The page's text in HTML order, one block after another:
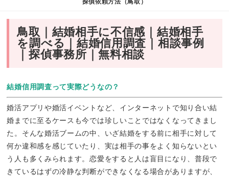
鳥取｜結婚相手に不信感｜結婚相手
を調べる｜結婚信用調査｜相談事例
｜探偵事務所｜無料相談
結婚信用調査って実際どうなの？
婚活アプリや婚活イベントなど、インターネットで知り合い結
婚までに至るケースも今では珍しいことではなくなってきまし
た。そんな婚活ブームの中、いざ結婚をする前に相手に対して
何か違和感を感じていたり、実は相手の事をよく知らないとい
う人も多くみられます。恋愛をすると人は盲目になり、普段で
きているはずの冷静な判断ができなくなる場合がありますが、
探偵依頼方法（鳥取）